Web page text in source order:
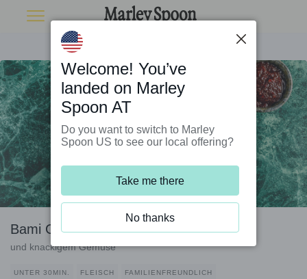
Bami Goreng mit Rindfleisch
und knackigem Gemüse
UNTER 30MIN. FLEISCH FAMILIENFREUNDLICH
Welcome! You’ve
landed on Marley
Spoon AT
Do you want to switch to Marley
Spoon US to see our local offering?
Take me there
No thanks